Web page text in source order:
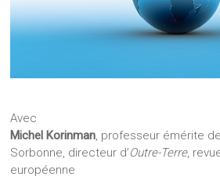
Avec
Michel Korinman, professeur émérite
Sorbonne, directeur d’Outre-Terre,
européenne